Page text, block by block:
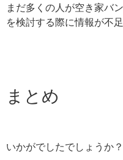
まだ多くの人が空き家バ
を検討する際に情報が不
まとめ
いかがでしたでしょうか？